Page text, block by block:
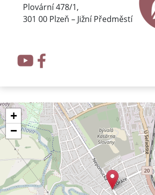
Plovární 478/1,
301 00 Plzeň – Jižní Předměstí
+
−